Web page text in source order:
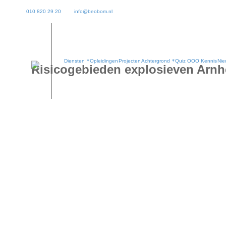
010 820 29 20 info@beobom.nl
Diensten OpleidingenProjectenAchtergrond Quiz OOO Kennis
Risicogebieden explosieven